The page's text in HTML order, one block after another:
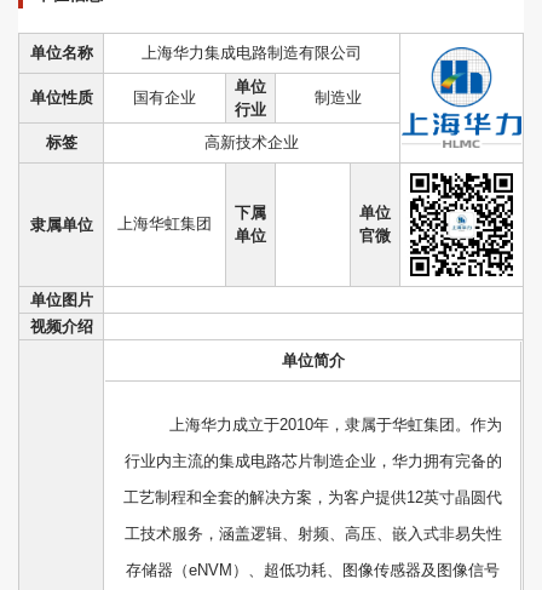
单位名称 上海华力集成电路制造有限公司
单位性质 国有企业
单位
行业
制造业
标签 高新技术企业
隶属单位 上海华虹集团
下属
单位
单位
官微
单位图片
视频介绍
单位简介
上海华力成立于2010年，隶属于华虹集团。作为
行业内主流的集成电路芯片制造企业，华力拥有完备的
工艺制程和全套的解决方案，为客户提供12英寸晶圆代
工技术服务，涵盖逻辑、射频、高压、嵌入式非易失性
存储器（eNVM）、超低功耗、图像传感器及图像信号